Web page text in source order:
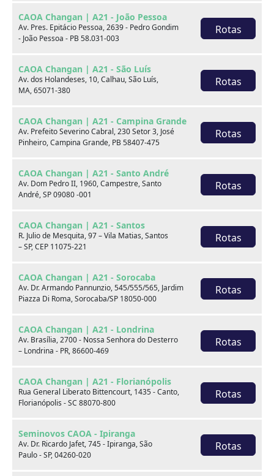
CAOA Changan | A21 - João Pessoa
Av. Pres. Epitácio Pessoa, 2639 - Pedro Gondim
- João Pessoa - PB 58.031-003
Rotas
CAOA Changan | A21 - São Luís
Av. dos Holandeses, 10, Calhau, São Luís,
MA, 65071-380
Rotas
CAOA Changan | A21 - Campina Grande
Av. Prefeito Severino Cabral, 230 Setor 3, José
Pinheiro, Campina Grande, PB 58407-475
Rotas
CAOA Changan | A21 - Santo André
Av. Dom Pedro II, 1960, Campestre, Santo
André, SP 09080 -001
Rotas
CAOA Changan | A21 - Santos
R. Julio de Mesquita, 97 – Vila Matias, Santos
– SP, CEP 11075-221
Rotas
CAOA Changan | A21 - Sorocaba
Av. Dr. Armando Pannunzio, 545/555/565, Jardim
Piazza Di Roma, Sorocaba/SP 18050-000
Rotas
CAOA Changan | A21 - Londrina
Av. Brasília, 2700 - Nossa Senhora do Desterro
– Londrina - PR, 86600-469
Rotas
CAOA Changan | A21 - Florianópolis
Rua General Liberato Bittencourt, 1435 - Canto,
Florianópolis - SC 88070-800
Rotas
Seminovos CAOA - Ipiranga
Av. Dr. Ricardo Jafet, 745 - Ipiranga, São
Paulo - SP, 04260-020
Rotas
Retrovisores elétricos
Travas elétricas
de Altura
Entrada USB
Direção Elétrica
Kit Multimídia
******************** VEICULO IMPECAVEL
CARRO ESTÁ AQUI! NA CAOA CHERY SIA, VOCÊ
ENCONTRA OS MELHORES SEMINOVOS DE BRASÍLIA,
TODOS COM LAUDO CAUTELAR E GARANTIA PARA SUA
FÁCIL CONQUISTAR SEU NOVO VEÍCULO. SIA TRECHO
1, LOTE 330 FALE COM O CONSULTOR WAQUILAS:
CHERY SIA! LAUDO CAUTELAR ( OK ) GARANTIA ( OK
)ATENDIMENTO EXCLUSIVO ( OK )
Você pode gostar de